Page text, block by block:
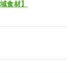
食材】